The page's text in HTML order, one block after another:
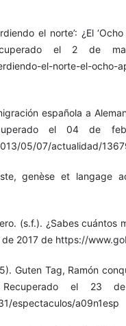
el norte’: ¿El
el 2 de
el-norte-el-ocho-
española a
el 04 de
05/07/actualidad/
genèse et langage
(s.f.). ¿Sabes cuántos
2017 de https://
Guten Tag, Ramón
Recuperado el 23
espectaculos/a09n1esp